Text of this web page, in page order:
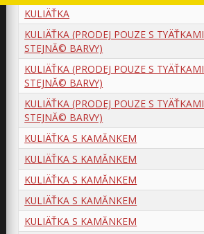
KULIÄŤKA
KULIÄŤKA (PRODEJ POUZE S TYÄŤKAMI
STEJNĂ© BARVY)
KULIÄŤKA (PRODEJ POUZE S TYÄŤKAMI
STEJNĂ© BARVY)
KULIÄŤKA (PRODEJ POUZE S TYÄŤKAMI
STEJNĂ© BARVY)
KULIÄŤKA S KAMĂ­NKEM
KULIÄŤKA S KAMĂ­NKEM
KULIÄŤKA S KAMĂ­NKEM
KULIÄŤKA S KAMĂ­NKEM
KULIÄŤKA S KAMĂ­NKEM